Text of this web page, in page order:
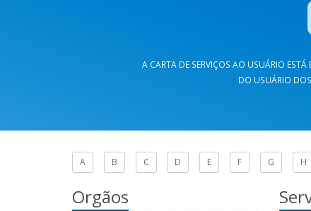
A CARTA DE SERVIÇOS AO USUÁRIO
DO USUÁRIO
A B C D E F G H
Orgãos